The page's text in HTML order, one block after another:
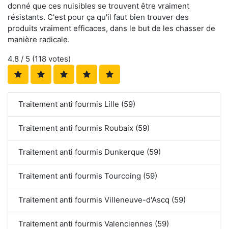
donné que ces nuisibles se trouvent être vraiment
résistants. C'est pour ça qu'il faut bien trouver des
produits vraiment efficaces, dans le but de les chasser de
manière radicale.
4.8 / 5 (118 votes)
Traitement anti fourmis Lille (59)
Traitement anti fourmis Roubaix (59)
Traitement anti fourmis Dunkerque (59)
Traitement anti fourmis Tourcoing (59)
Traitement anti fourmis Villeneuve-d'Ascq (59)
Traitement anti fourmis Valenciennes (59)